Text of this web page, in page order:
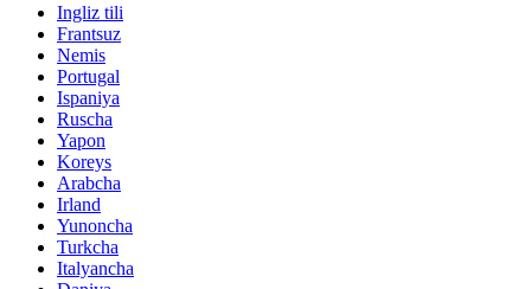
Ingliz tili
Frantsuz
Nemis
Portugal
Ispaniya
Ruscha
Yapon
Koreys
Arabcha
Irland
Yunoncha
Turkcha
Italyancha